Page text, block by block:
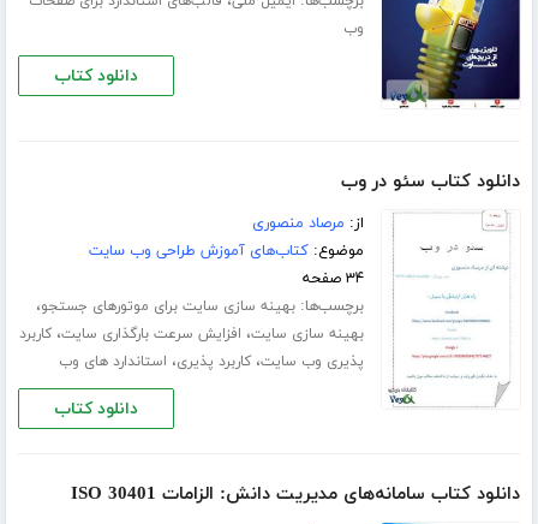
وب
دانلود کتاب
دانلود کتاب سئو در وب
از: مرصاد منصوری
موضوع:کتاب‌های آموزش طراحی وب سایت
۳۴ صفحه
برچسب‌ها:بهینه سازی سایت برای موتورهای جستجو،
بهینه سازی سایت، افزایش سرعت بارگذاری سایت،کاربرد
پذیری وب سایت،کاربرد پذیری، استاندارد های وب
دانلود کتاب
دانلود کتاب سامانه‌های مدیریت دانش: الزامات ISO 30401